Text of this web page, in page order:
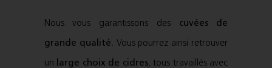
Nous vous garantissons des cuvées de
grande qualité . Vous pourrez ainsi retrouver
un large choix de cidres, tous travaillés avec